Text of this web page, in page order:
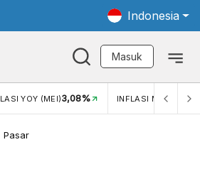
Indonesia
Masuk
YOY (MEI)3,08% INFLASI MOM (MEI)
Pasar